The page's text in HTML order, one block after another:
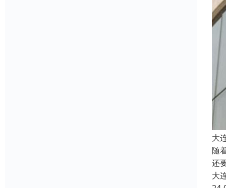
大
随
还
大